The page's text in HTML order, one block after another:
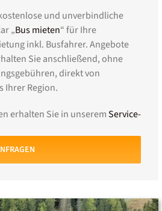
und unverbindliche
„Bus mieten“ für Ihre
inkl. Busfahrer. Angebote
Sie anschließend, ohne
direkt von
Ihrer Region.
erhalten Sie in unseremService-